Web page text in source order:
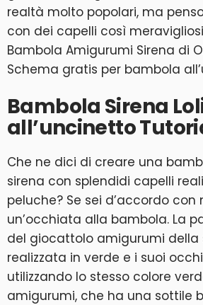
realtà molto popolari, ma
con dei capelli così
Bambola Amigurumi Sirena di
Schema gratis per bambola
Bambola Sirena
all’uncinetto
Che ne dici di creare una
sirena con splendidi capelli
peluche? Se sei d’accordo con
un’occhiata alla bambola. La
del giocattolo amigurumi della
realizzata in verde e i suoi
utilizzando lo stesso colore
amigurumi, che ha una sottile